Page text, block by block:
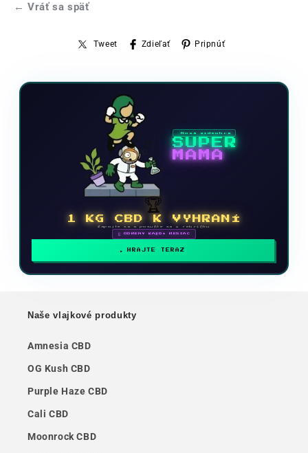
← Vráť sa späť
Tweet Zdieľať Pripnúť
Nová videohra
SUPER
MAMA
🏆
1 KG CBD K VYHRANÍ
Zapojte sa a posuňte sa v rebríčku
🗓 ODMENY KAŽDÝ MESIAC
HRAJTE TERAZ
Naše vlajkové produkty
Amnesia CBD
OG Kush CBD
Purple Haze CBD
Cali CBD
Moonrock CBD